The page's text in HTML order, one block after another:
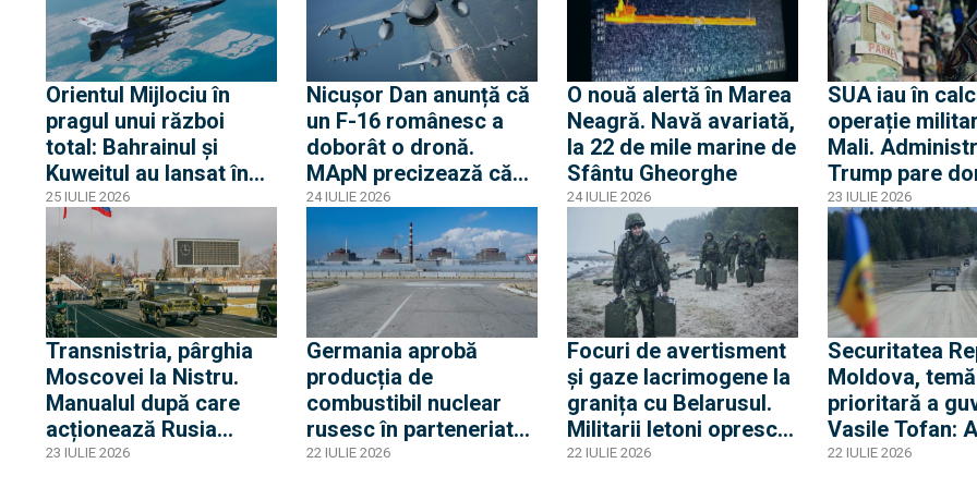
confruntări cu Rusia și
acuză o „înscenare
propagandistă”
acasă pentru
consultări
blocada Mării
Orientul Mijlociu în
pragul unui război
total: Bahrainul și
Kuweitul au lansat în
secret atacuri aeriene
direct pe teritoriul
Iranului
25 IULIE 2026
Nicușor Dan anunță că
un F-16 românesc a
doborât o dronă.
MApN precizează că
drona a survolat
teritoriul național pe
traiectul Sulina-Brăila-
Fetești-Buzău
24 IULIE 2026
O nouă alertă în Marea
Neagră. Navă avariată,
la 22 de mile marine de
Sfântu Gheorghe
24 IULIE 2026
SUA iau în
operație
Mali.
Trump pare
arate că Rusia
cel mai bun
pentru
cum și cu ce
operaționale?
23 IULIE 2026
Transnistria, pârghia
Moscovei la Nistru.
Manualul după care
acționează Rusia
pentru a ține în șah
23 IULIE 2026
Germania aprobă
producția de
combustibil nuclear
rusesc în parteneriat
cu Rosatom. Deși
22 IULIE 2026
Focuri de avertisment
și gaze lacrimogene la
granița cu Belarusul.
Militarii letoni opresc
migranții care încearcă
22 IULIE 2026
Securitatea
Moldova, temă
prioritară a
Vasile Tofan:
aeriană și
22 IULIE 2026